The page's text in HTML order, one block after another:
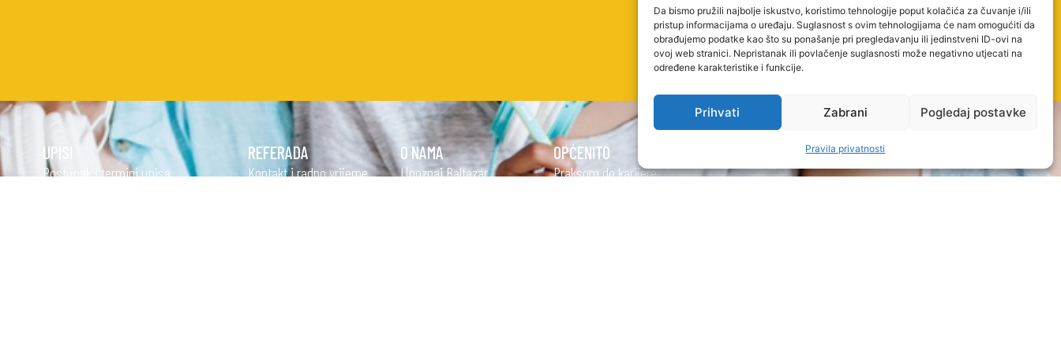
Da bismo pružili najbolje iskustvo, koristimo tehnologije poput kolačića za čuvanje i/ili
pristup informacijama o uređaju. Suglasnost s ovim tehnologijama će nam omogućiti da
obrađujemo podatke kao što su ponašanje pri pregledavanju ili jedinstveni ID-ovi na
ovoj web stranici. Nepristanak ili povlačenje suglasnosti može negativno utjecati na
određene karakteristike i funkcije.
Prihvati Zabrani Pogledaj postavke
Pravila privatnosti
UPISI
Postupak i termini upisa
REFERADA
Kontakt i radno vrijeme
O NAMA
Upoznaj Baltazar
OPĆENITO
Praksom do karijere